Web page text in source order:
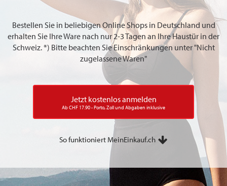
Bestellen Sie in beliebigen Online Shops in Deutschland und
erhalten Sie Ihre Ware nach nur 2-3 Tagen an Ihre Haustür in der
Schweiz. *) Bitte beachten Sie Einschränkungen unter "Nicht
zugelassene Waren"
Jetzt kostenlos anmelden
Ab CHF 17.90 - Porto, Zoll und Abgaben inklusive
So funktioniert MeinEinkauf.ch